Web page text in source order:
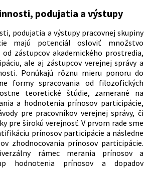
podujatia a výstupy
podujatia a výstupy pracovnej skupiny
majú potenciál osloviť množstvo
zástupcov akademického prostredia,
ale aj zástupcov verejnej správy a
Ponúkajú rôznu mieru ponoru do
formy spracovania od filozofických
teoretické štúdie, zamerané na
a hodnotenia prínosov participácie,
pre pracovníkov verejnej správy, či
pre širokú verejnosť. V prvom rade sme
prínosov participácie a následne
zhodnocovania prínosov participácie.
rámec merania prínosov a
hodnotenia prínosov a dopadov